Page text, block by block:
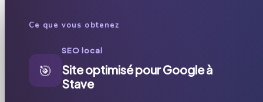
Ce que vous obtenez
🎯
SEO local
Site optimisé pour Google à
Stave